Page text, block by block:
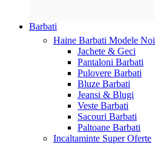
Barbati
Haine Barbati Modele Noi
Jachete & Geci
Pantaloni Barbati
Pulovere Barbati
Bluze Barbati
Jeansi & Blugi
Veste Barbati
Sacouri Barbati
Paltoane Barbati
Incaltaminte Super Oferte